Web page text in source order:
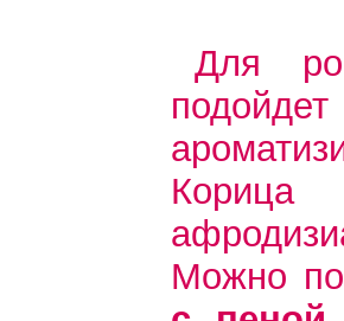
Для
Корица
Можно